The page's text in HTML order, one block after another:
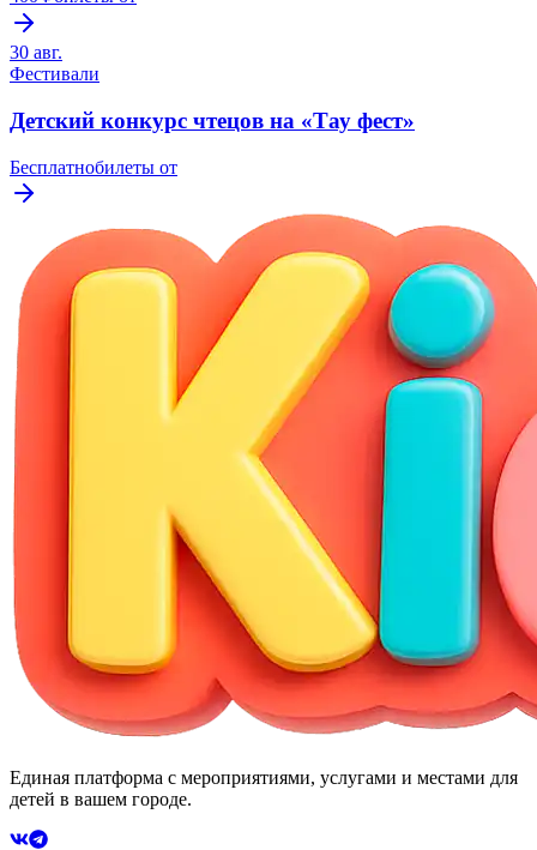
30 авг.
Фестивали
Детский конкурс чтецов на «Тау фест»
Бесплатнобилеты от
Единая платформа с мероприятиями, услугами и местами для
детей в вашем городе.